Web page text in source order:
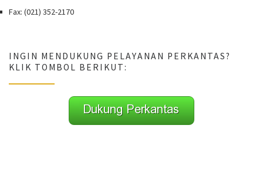
Fax: (021) 352-2170
INGIN MENDUKUNG PELAYANAN PERKANTAS?
KLIK TOMBOL BERIKUT: